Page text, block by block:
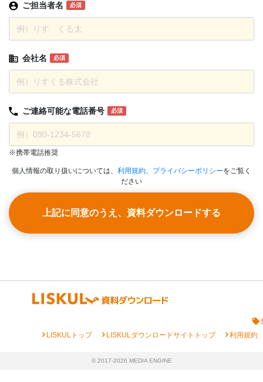
ご担当者名 必須
会社名 必須
ご連絡可能な電話番号 必須
※携帯電話推奨
個人情報の取り扱いについては、 利用規約、 プライバシーポリシーをご覧く
ださい
上記に同意のうえ、資料ダウンロードする
chevron_rightLISKULトップ chevron_rightLISKULダウンロードサイトトップ chevron_right利用規約
© 2017-2026 MEDIA ENGINE